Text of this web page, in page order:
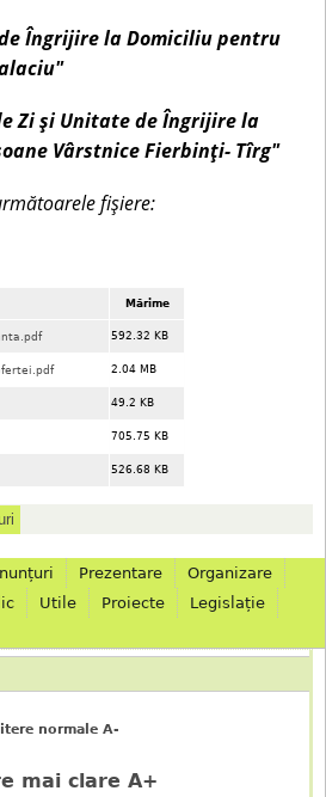
c
r
Îngrijire la Domiciliu pentru
Zi și Unitate de Îngrijire la
Vârstnice Fierbinți- Tîrg"
fișiere:
Mărime
592.32 KB
2.04 MB
49.2 KB
705.75 KB
526.68 KB
Prezentare
Organizare
Utile Proiecte
Legislație
litere normale A-
mai clare A+